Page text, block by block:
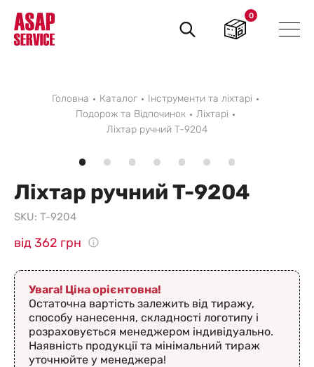
Пошук
товарів
0
Головна Каталог
Інструменти та ліхтарі
Подорож та Відпочинок
Ліхтарі
Ліхтар ручний T-9204
Ліхтар ручний T-9204
SKU: T-9204
від 362 грн
Увага! Ціна орієнтовна!
Остаточна вартість залежить від тиражу,
способу нанесення, складності логотипу і
розраховується менеджером індивідуально.
Наявність продукції та мінімальний тираж
уточнюйте у менеджера!